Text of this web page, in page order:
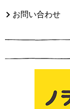
お問い合わせ